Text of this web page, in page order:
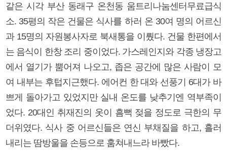
같은 시각 부산 동래구 온천동 움트리나눔센터무료급식
소. 35평의 작은 건물은 식사를 하러 온 30여 명의 어르신
과 15명의 자원봉사자로 북새통을 이뤘다. 건물 한편에서
는 음식이 한창 조리 중이었다. 가스레인지와 각종 냉장고
에서 열기가 뿜어져 나오고, 좁은 공간에 많은 사람이 모
여 내부는 후텁지근했다. 에어컨 한 대와 선풍기 6대가 바
쁘게 돌아가고 있었지만 실내 온도를 낮추기엔 역부족이
었다. 20대인 취재진의 옷이 흠뻑 젖을 정도로 극한의 무
더위였다. 식사 중 어르신들은 연신 부채질을 하고, 흘러
내리는 땀방울을 손등으로 훔쳐내느라 바빴다.